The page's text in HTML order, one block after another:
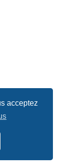
acceptez